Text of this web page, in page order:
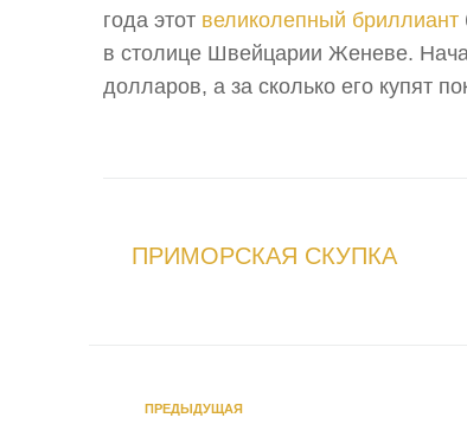
года этот великолепный бриллиант
в столице Швейцарии Женеве.
долларов, а за сколько его купят
ПРИМОРСКАЯ СКУПКА
ПРЕДЫДУЩАЯ